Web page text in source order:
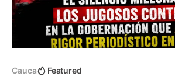
Cauca Featured